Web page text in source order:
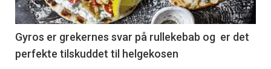
Gyros er grekernes svar på rullekebab og er det
perfekte tilskuddet til helgekosen